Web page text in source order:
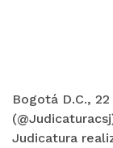
Bogotá D.C.,
Judicatura